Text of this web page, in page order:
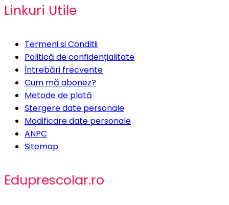
Linkuri Utile
Termeni si Conditii
Politică de confidențialitate
Întrebări frecvente
Cum mă abonez?
Metode de plată
Stergere date personale
Modificare date personale
ANPC
Sitemap
Eduprescolar.ro